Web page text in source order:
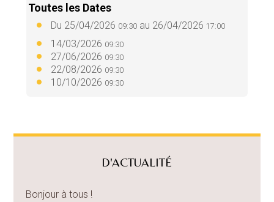
Toutes les Dates
Du 25/04/2026 09:30 au 26/04/2026 17:00
14/03/2026 09:30
27/06/2026 09:30
22/08/2026 09:30
10/10/2026 09:30
D'ACTUALITÉ
Bonjour à tous !